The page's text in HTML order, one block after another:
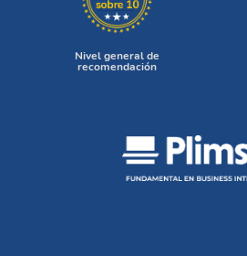
Nivel general de
recomendación